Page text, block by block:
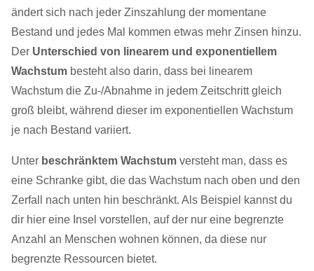
ändert sich nach jeder Zinszahlung der momentane
Bestand und jedes Mal kommen etwas mehr Zinsen hinzu.
Der Unterschied von linearem und exponentiellem
Wachstum besteht also darin, dass bei linearem
Wachstum die Zu-/Abnahme in jedem Zeitschritt gleich
groß bleibt, während dieser im exponentiellen Wachstum
je nach Bestand variiert.
Unter beschränktem Wachstum versteht man, dass es
eine Schranke gibt, die das Wachstum nach oben und den
Zerfall nach unten hin beschränkt. Als Beispiel kannst du
dir hier eine Insel vorstellen, auf der nur eine begrenzte
Anzahl an Menschen wohnen können, da diese nur
begrenzte Ressourcen bietet.